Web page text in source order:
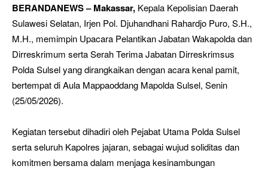
BERANDANEWS – Makassar, Kepala Kepolisian Daerah
Sulawesi Selatan, Irjen Pol. Djuhandhani Rahardjo Puro, S.H.,
M.H., memimpin Upacara Pelantikan Jabatan Wakapolda dan
Dirreskrimum serta Serah Terima Jabatan Dirreskrimsus
Polda Sulsel yang dirangkaikan dengan acara kenal pamit,
bertempat di Aula Mappaoddang Mapolda Sulsel, Senin
(25/05/2026).
Kegiatan tersebut dihadiri oleh Pejabat Utama Polda Sulsel
serta seluruh Kapolres jajaran, sebagai wujud soliditas dan
komitmen bersama dalam menjaga kesinambungan